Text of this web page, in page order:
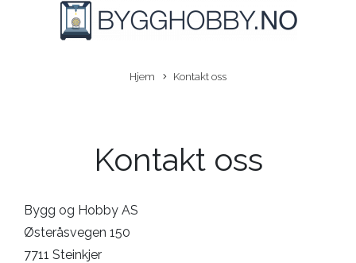
Hjem Kontakt oss
Kontakt oss
Bygg og Hobby AS
Østeråsvegen 150
7711 Steinkjer